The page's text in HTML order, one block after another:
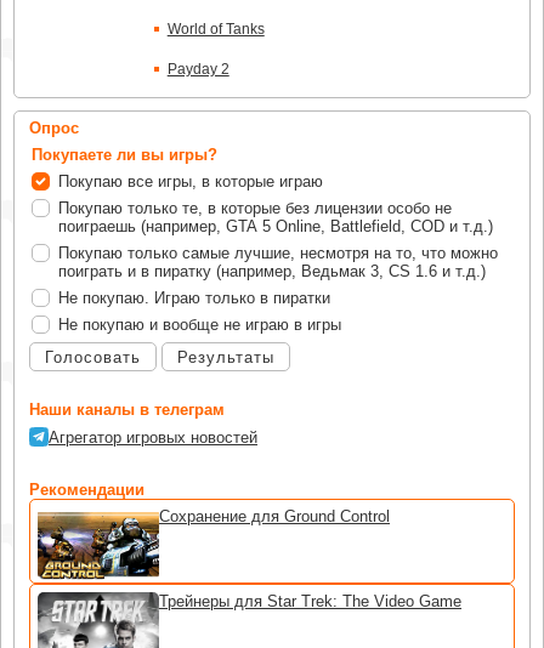
World of Tanks
Payday 2
Опрос
Покупаете ли вы игры?
Покупаю все игры, в которые играю
Покупаю только те, в которые без лицензии особо не
поиграешь (например, GTA 5 Online, Battlefield, COD и т.д.)
Покупаю только самые лучшие, несмотря на то, что можно
поиграть и в пиратку (например, Ведьмак 3, CS 1.6 и т.д.)
Не покупаю. Играю только в пиратки
Не покупаю и вообще не играю в игры
Голосовать
Результаты
Наши каналы в телеграм
Агрегатор игровых новостей
Рекомендации
Сохранение для Ground Control
Трейнеры для Star Trek: The Video Game